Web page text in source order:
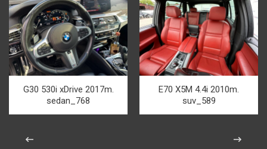
G30 530i xDrive 2017m.
sedan_768
E70 X5M 4.4i 2010m.
suv_589